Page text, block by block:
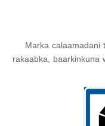
Marka
rakaabka,